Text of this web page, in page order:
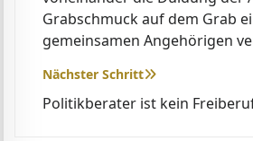
Grabschmuck auf dem Grab
gemeinsamen Angehörigen
Nächster Schritt
Politikberater ist kein